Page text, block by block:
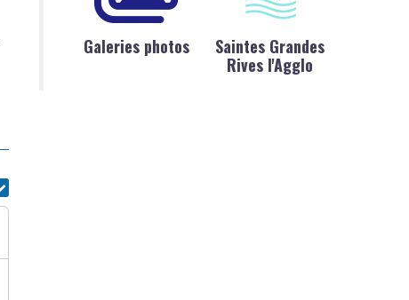
Galeries photos
Saintes Grandes
Rives l'Agglo